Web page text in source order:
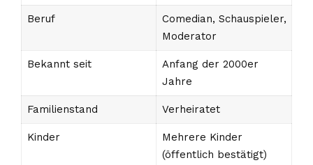
Beruf
Comedian, Schauspieler,
Moderator
Bekannt seit
Anfang der 2000er
Jahre
Familienstand Verheiratet
Kinder
Mehrere Kinder
(öffentlich bestätigt)